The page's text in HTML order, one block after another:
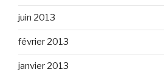
juin 2013
février 2013
janvier 2013